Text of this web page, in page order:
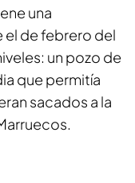
una
de febrero del
un pozo de
que permitía
sacados a la